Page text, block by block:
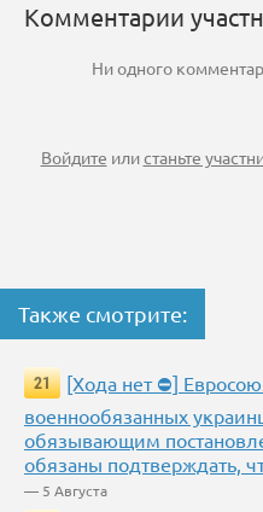
Комментарии
Ни одного
Войдите илистаньте
Также смотрите:
21
[Хода нет ⛔]
военнообязанных
обязывающим
обязаны подтверждать,
— 5 Августа